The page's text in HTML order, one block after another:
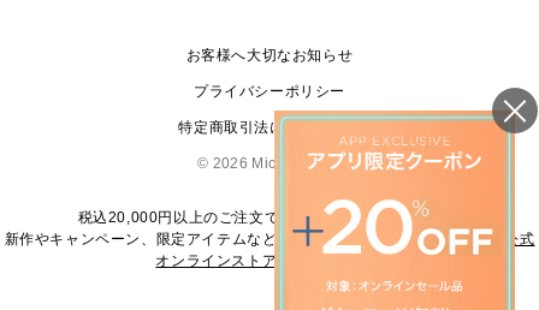
▶ アクセサリー(チャーム・ストラップ・サングラス)
▶ 時計
▶ ジュエリー
お客様へ大切なお知らせ
プライバシーポリシー
特定商取引法に基づく表記
© 2026 Michael Kors
税込20,000円以上のご注文で送料無料にてお届けします
新作やキャンペーン、限定アイテムなどの最新情報は、 マイケル・コース公式
オンラインストア